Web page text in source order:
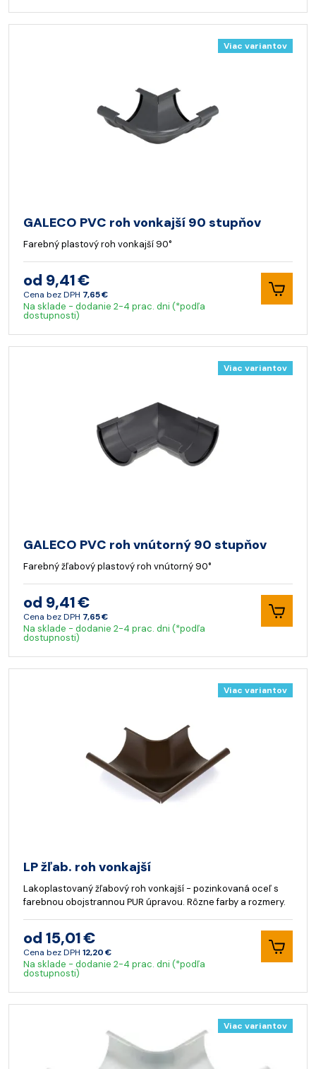
Viac variantov
GALECO PVC roh vonkajší 90 stupňov
Farebný plastový roh vonkajší 90°
od 9,41 €
Cena bez DPH 7,65 €
Na sklade - dodanie 2-4 prac. dni (*podľa
dostupnosti)
Viac variantov
GALECO PVC roh vnútorný 90 stupňov
Farebný žľabový plastový roh vnútorný 90°
od 9,41 €
Cena bez DPH 7,65 €
Na sklade - dodanie 2-4 prac. dni (*podľa
dostupnosti)
Viac variantov
LP žľab. roh vonkajší
Lakoplastovaný žľabový roh vonkajší - pozinkovaná oceľ s
farebnou obojstrannou PUR úpravou. Rôzne farby a rozmery.
od 15,01 €
Cena bez DPH 12,20 €
Na sklade - dodanie 2-4 prac. dni (*podľa
dostupnosti)
Viac variantov